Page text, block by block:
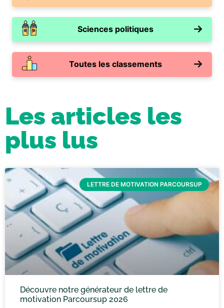
Sciences politiques
Toutes les classements
Les articles les
plus lus
LETTRE DE MOTIVATION PARCOURSUP
Découvre notre générateur de lettre de
motivation Parcoursup 2026